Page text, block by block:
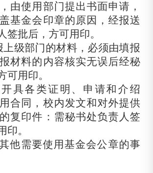
由使用部门提出书面申请，
基金会印章的原因，经报送
签批后，方可用印。
上级部门的材料，必须由填报
材料的内容核实无误后经秘
可用印。
开具各类证明、申请和介绍
合同，校内发文和对外提供
复印件：需秘书处负责人签
印。
其他需要使用基金会公章的事